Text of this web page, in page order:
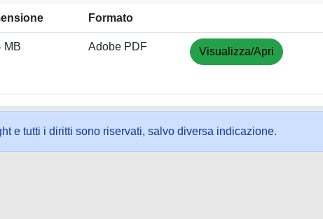
Formato
MB Adobe PDF Visualizza/Apri
e tutti i diritti sono riservati, salvo diversa indicazione.